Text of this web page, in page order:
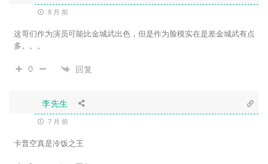
8 月 前
这哥们作为演员可能比金城武出色，但是作为脸模实在是差金城武有点
多。。。
0 回复
李先生
7 月 前
卡普空真是冷饭之王